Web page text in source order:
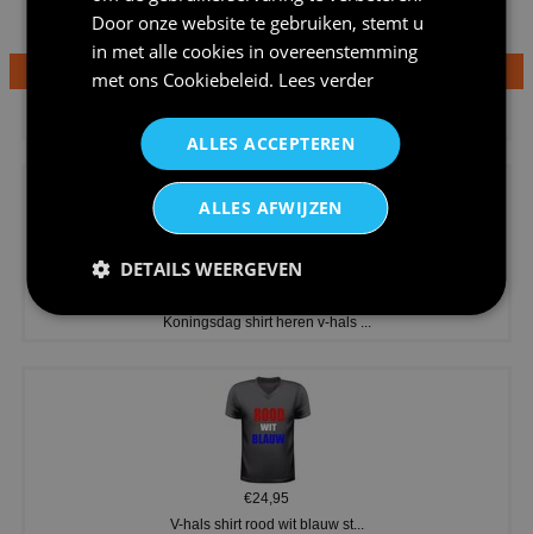
Dames v hals t-shirt prinses v...
Koningsdag shirt heren v-hals ...
€24,95
V-hals shirt rood wit blauw st...
Door onze website te gebruiken, stemt u
in met alle cookies in overeenstemming
met ons Cookiebeleid. Lees verder
ALLES ACCEPTEREN
ALLES AFWIJZEN
DETAILS WEERGEVEN